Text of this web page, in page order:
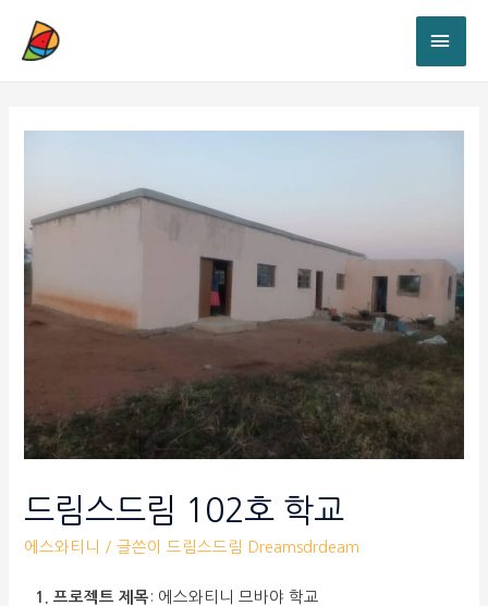
드림스드림 102호 학교
에스와티니 / 글쓴이드림스드림 Dreamsdrdeam
1. 프로젝트 제목 : 에스와티니 므바야 학교